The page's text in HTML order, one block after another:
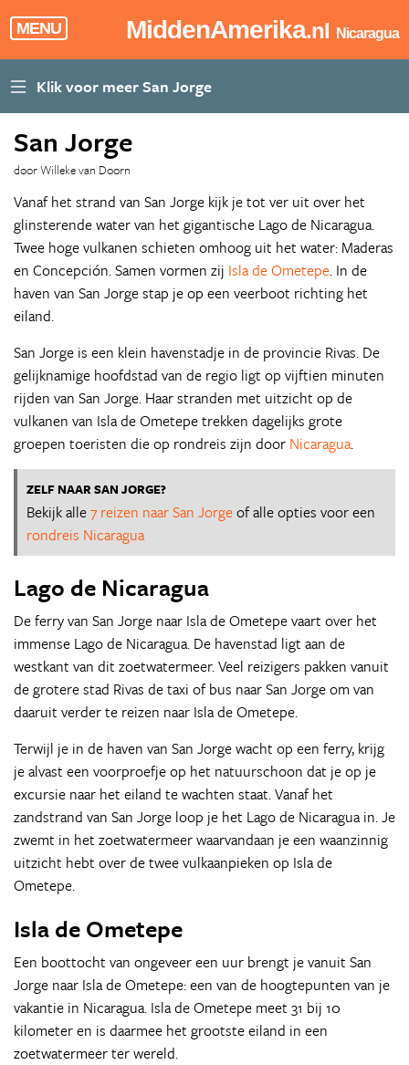
MENU MiddenAmerika.nl Nicaragua
San Jorge
door Willeke van Doorn
Vanaf het strand van San Jorge kijk je tot ver uit over het
glinsterende water van het gigantische Lago de Nicaragua.
Twee hoge vulkanen schieten omhoog uit het water: Maderas
en Concepción. Samen vormen zij Isla de Ometepe. In de
haven van San Jorge stap je op een veerboot richting het
eiland.
San Jorge is een klein havenstadje in de provincie Rivas. De
gelijknamige hoofdstad van de regio ligt op vijftien minuten
rijden van San Jorge. Haar stranden met uitzicht op de
vulkanen van Isla de Ometepe trekken dagelijks grote
groepen toeristen die op rondreis zijn door Nicaragua.
ZELF NAAR SAN JORGE?
Bekijk alle7 reizen naar San Jorgeof alle opties voor een
rondreis Nicaragua
Lago de Nicaragua
De ferry van San Jorge naar Isla de Ometepe vaart over het
immense Lago de Nicaragua. De havenstad ligt aan de
westkant van dit zoetwatermeer. Veel reizigers pakken vanuit
de grotere stad Rivas de taxi of bus naar San Jorge om van
daaruit verder te reizen naar Isla de Ometepe.
Terwijl je in de haven van San Jorge wacht op een ferry, krijg
je alvast een voorproefje op het natuurschoon dat je op je
excursie naar het eiland te wachten staat. Vanaf het
zandstrand van San Jorge loop je het Lago de Nicaragua in. Je
zwemt in het zoetwatermeer waarvandaan je een waanzinnig
uitzicht hebt over de twee vulkaanpieken op Isla de
Ometepe.
Isla de Ometepe
Een boottocht van ongeveer een uur brengt je vanuit San
Jorge naar Isla de Ometepe: een van de hoogtepunten van je
vakantie in Nicaragua. Isla de Ometepe meet 31 bij 10
kilometer en is daarmee het grootste eiland in een
zoetwatermeer ter wereld.